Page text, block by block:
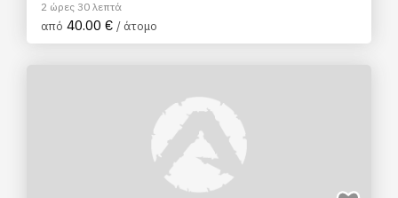
2 ώρες 30 λεπτά
από 40.00 € / άτομο